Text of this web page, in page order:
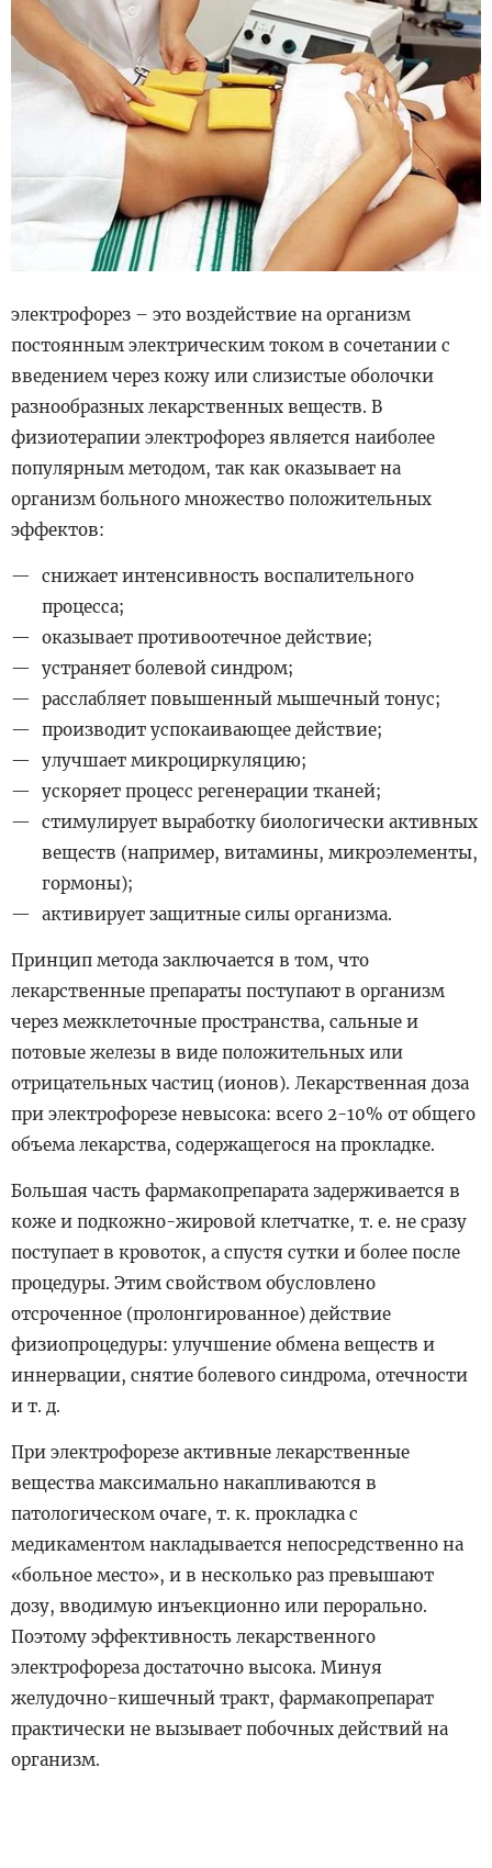
электрофорез – это воздействие на организм
постоянным электрическим током в сочетании с
введением через кожу или слизистые оболочки
разнообразных лекарственных веществ. В
физиотерапии электрофорез является наиболее
популярным методом, так как оказывает на
организм больного множество положительных
эффектов:
снижает интенсивность воспалительного
процесса;
оказывает противоотечное действие;
устраняет болевой синдром;
расслабляет повышенный мышечный тонус;
производит успокаивающее действие;
улучшает микроциркуляцию;
ускоряет процесс регенерации тканей;
стимулирует выработку биологически активных
веществ (например, витамины, микроэлементы,
гормоны);
активирует защитные силы организма.
Принцип метода заключается в том, что
лекарственные препараты поступают в организм
через межклеточные пространства, сальные и
потовые железы в виде положительных или
отрицательных частиц (ионов). Лекарственная доза
при электрофорезе невысока: всего 2-10% от общего
объема лекарства, содержащегося на прокладке.
Большая часть фармакопрепарата задерживается в
коже и подкожно-жировой клетчатке, т. е. не сразу
поступает в кровоток, а спустя сутки и более после
процедуры. Этим свойством обусловлено
отсроченное (пролонгированное) действие
физиопроцедуры: улучшение обмена веществ и
иннервации, снятие болевого синдрома, отечности
и т. д.
При электрофорезе активные лекарственные
вещества максимально накапливаются в
патологическом очаге, т. к. прокладка с
медикаментом накладывается непосредственно на
«больное место», и в несколько раз превышают
дозу, вводимую инъекционно или перорально.
Поэтому эффективность лекарственного
электрофореза достаточно высока. Минуя
желудочно-кишечный тракт, фармакопрепарат
практически не вызывает побочных действий на
организм.